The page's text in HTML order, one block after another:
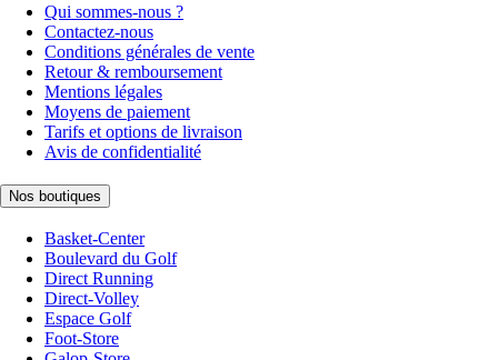
Qui sommes-nous ?
Contactez-nous
Conditions générales de vente
Retour & remboursement
Mentions légales
Moyens de paiement
Tarifs et options de livraison
Avis de confidentialité
Nos boutiques
Basket-Center
Boulevard du Golf
Direct Running
Direct-Volley
Espace Golf
Foot-Store